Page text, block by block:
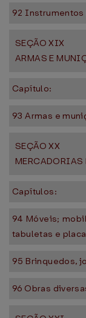
92
SEÇÃO XIX
ARMAS E
Capítulo:
93 Armas e
SEÇÃO XX
MERCADORIAS
Capítulos:
94 Móveis;
tabuletas e
95 Brinquedos,
96 Obras